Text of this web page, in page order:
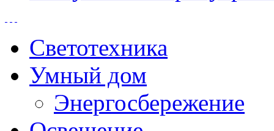
Светотехника
Умный дом
Энергосбережение